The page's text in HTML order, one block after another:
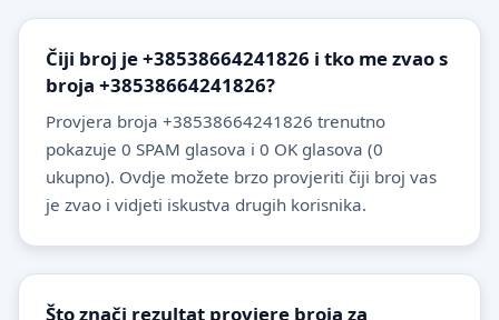
Čiji broj je +38538664241826 i tko me zvao s
broja +38538664241826?
Provjera broja +38538664241826 trenutno
pokazuje 0 SPAM glasova i 0 OK glasova (0
ukupno). Ovdje možete brzo provjeriti čiji broj vas
je zvao i vidjeti iskustva drugih korisnika.
Što znači rezultat provjere broja za